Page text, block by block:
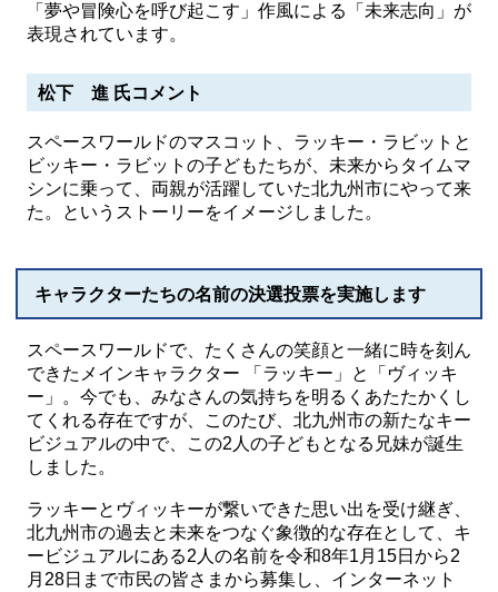
「夢や冒険心を呼び起こす」作風による「未来志向」が
表現されています。
松下 進 氏コメント
スペースワールドのマスコット、ラッキー・ラビットと
ビッキー・ラビットの子どもたちが、未来からタイムマ
シンに乗って、両親が活躍していた北九州市にやって来
た。というストーリーをイメージしました。
キャラクターたちの名前の決選投票を実施します
スペースワールドで、たくさんの笑顔と一緒に時を刻ん
できたメインキャラクター 「ラッキー」と「ヴィッキ
ー」。今でも、みなさんの気持ちを明るくあたたかくし
てくれる存在ですが、このたび、北九州市の新たなキー
ビジュアルの中で、この2人の子どもとなる兄妹が誕生
しました。
ラッキーとヴィッキーが繋いできた思い出を受け継ぎ、
北九州市の過去と未来をつなぐ象徴的な存在として、キ
ービジュアルにある2人の名前を令和8年1月15日から2
月28日まで市民の皆さまから募集し、インターネット